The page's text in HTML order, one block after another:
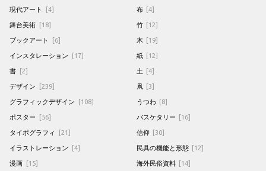
現代アート [4]
舞台美術 [18]
ブックアート [6]
インスタレーション [17]
書 [2]
デザイン [239]
グラフィックデザイン [108]
ポスター [56]
タイポグラフィ [21]
イラストレーション [4]
漫画 [15]
布 [4]
竹 [12]
木 [19]
紙 [12]
土 [4]
凧 [3]
うつわ [8]
バスケタリー [16]
信仰 [30]
民具の機能と形態 [12]
海外民俗資料 [14]